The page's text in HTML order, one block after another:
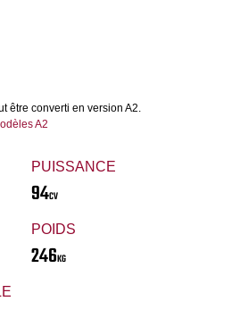
PUISSANCE
94CV
POIDS
246KG
être converti en version A2.
A2